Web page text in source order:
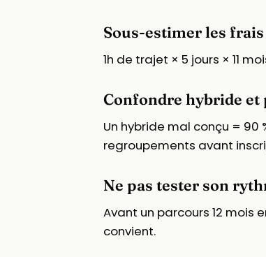
Sous-estimer les
1h de trajet × 5 jours × 11
Confondre hybride
Un hybride mal conçu =
regroupements avant
Ne pas tester son
Avant un parcours 12
convient.